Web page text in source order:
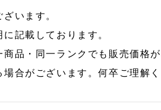
います。
記載しております。
品・同一ランクでも販売価格
合がございます。何卒ご理解く